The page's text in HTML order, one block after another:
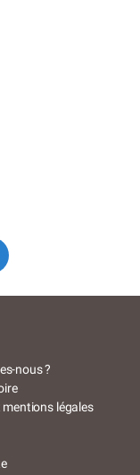
nous ?
légales